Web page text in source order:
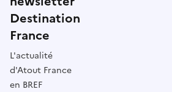
Destination
France
L'actualité
d'Atout France
en BREF